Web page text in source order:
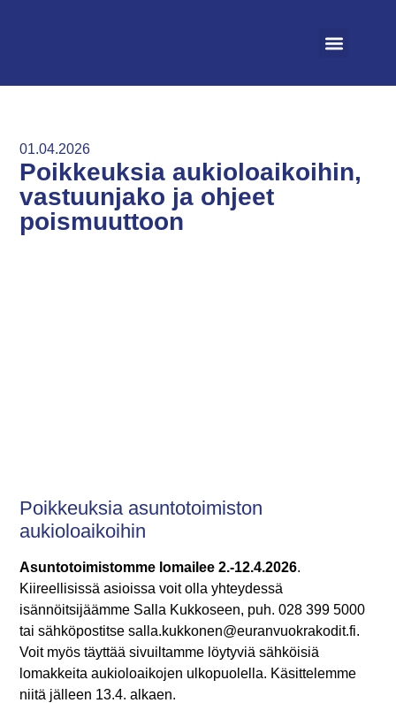
01.04.2026
Poikkeuksia aukioloaikoihin,
vastuunjako ja ohjeet
poismuuttoon
Poikkeuksia asuntotoimiston
aukioloaikoihin
Asuntotoimistomme lomailee 2.-12.4.2026.
Kiireellisissä asioissa voit olla yhteydessä
isännöitsijäämme Salla Kukkoseen, puh. 028 399 5000
tai sähköpostitse salla.kukkonen@euranvuokrakodit.fi.
Voit myös täyttää sivuiltamme löytyviä sähköisiä
lomakkeita aukioloaikojen ulkopuolella. Käsittelemme
niitä jälleen 13.4. alkaen.